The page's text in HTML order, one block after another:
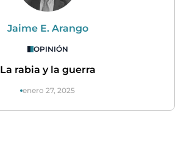
Jaime E. Arango
OPINIÓN
La rabia y la guerra
enero 27, 2025